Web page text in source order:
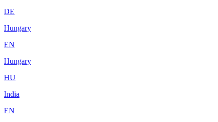
DE
Hungary
EN
Hungary
HU
India
EN